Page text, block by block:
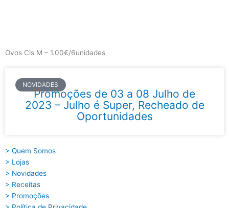
Ovos Cls M – 1.00€/6unidades
NOVIDADES
Promoções de 03 a 08 Julho de
2023 – Julho é Super, Recheado de
Oportunidades
> Quem Somos
> Lojas
> Novidades
> Receitas
> Promoções